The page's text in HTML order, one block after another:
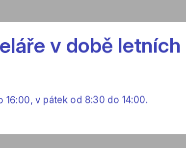
v době letních
v pátek od 8:30 do 14:00.